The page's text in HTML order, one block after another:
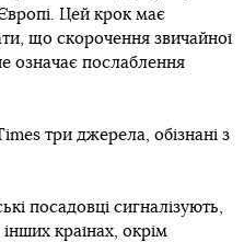
Цей крок має
що скорочення звичайної
означає послаблення
три джерела, обізнані з
посадовці сигналізують,
країнах, окрім